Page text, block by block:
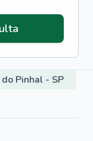
Pinhal - SP